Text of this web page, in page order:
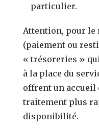
particulier.
Attention, pour le
(paiement ou
« trésoreries »
à la place du
offrent un accueil
traitement plus
disponibilité.